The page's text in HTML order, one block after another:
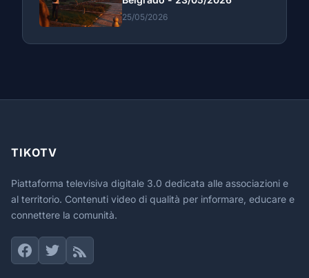
25/05/2026
TIKOTV
Piattaforma televisiva digitale 3.0 dedicata alle associazioni e
al territorio. Contenuti video di qualità per informare, educare e
connettere la comunità.